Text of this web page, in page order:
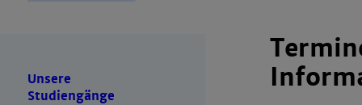
Unsere
Studiengänge